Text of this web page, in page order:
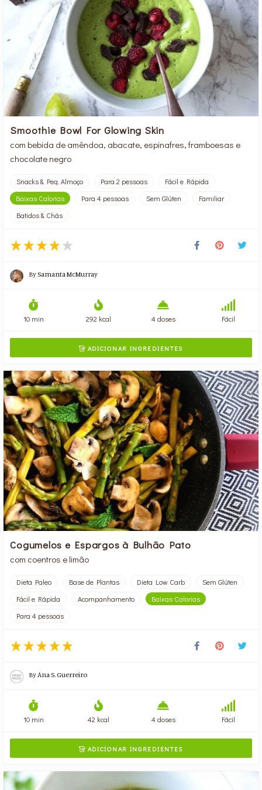
Smoothie Bowl For Glowing Skin
com bebida de amêndoa, abacate, espinafres, framboesas e
chocolate negro
Snacks & Peq. Almoço Para 2 pessoas
Fácil e Rápida
Baixas Calorias
Para 4 pessoas Sem Glúten
Familiar
Batidos & Chás
BySamanta McMurray
10 min 292 kcal 4 doses Fácil
ADICIONAR INGREDIENTES
Cogumelos e Espargos à Bulhão Pato
com coentros e limão
Dieta Paleo Base de Plantas Dieta Low Carb
Sem Glúten
Fácil e Rápida
Acompanhamento
Baixas Calorias
Para 4 pessoas
ByAna S. Guerreiro
10 min 42 kcal 4 doses Fácil
ADICIONAR INGREDIENTES